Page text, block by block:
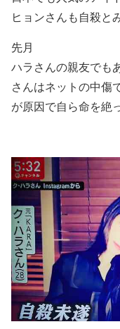
ヒョンさんも自殺と
先月
ハラさんの親友でも
さんはネットの中傷
が原因で自ら命を絶